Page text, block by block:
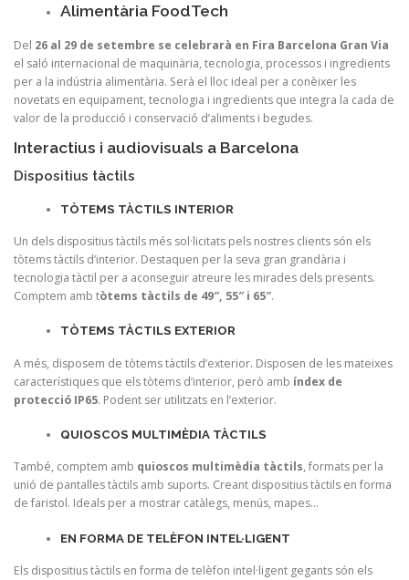
Alimentària FoodTech
Del 26 al 29 de setembre se celebrarà en Fira Barcelona Gran Via
el saló internacional de maquinària, tecnologia, processos i ingredients
per a la indústria alimentària. Serà el lloc ideal per a conèixer les
novetats en equipament, tecnologia i ingredients que integra la cada de
valor de la producció i conservació d’aliments i begudes.
Interactius i audiovisuals a Barcelona
Dispositius tàctils
TÒTEMS TÀCTILS INTERIOR
Un dels dispositius tàctils més sol·licitats pels nostres clients són els
tòtems tàctils d’interior. Destaquen per la seva gran grandària i
tecnologia tàctil per a aconseguir atreure les mirades dels presents.
Comptem amb tòtems tàctils de 49″, 55″ i 65″.
TÒTEMS TÀCTILS EXTERIOR
A més, disposem de tòtems tàctils d’exterior. Disposen de les mateixes
característiques que els tòtems d’interior, però amb índex de
protecció IP65. Podent ser utilitzats en l’exterior.
QUIOSCOS MULTIMÈDIA TÀCTILS
També, comptem amb quioscos multimèdia tàctils, formats per la
unió de pantalles tàctils amb suports. Creant dispositius tàctils en forma
de faristol. Ideals per a mostrar catàlegs, menús, mapes…
EN FORMA DE TELÈFON INTEL·LIGENT
Els dispositius tàctils en forma de telèfon intel·ligent gegants són els